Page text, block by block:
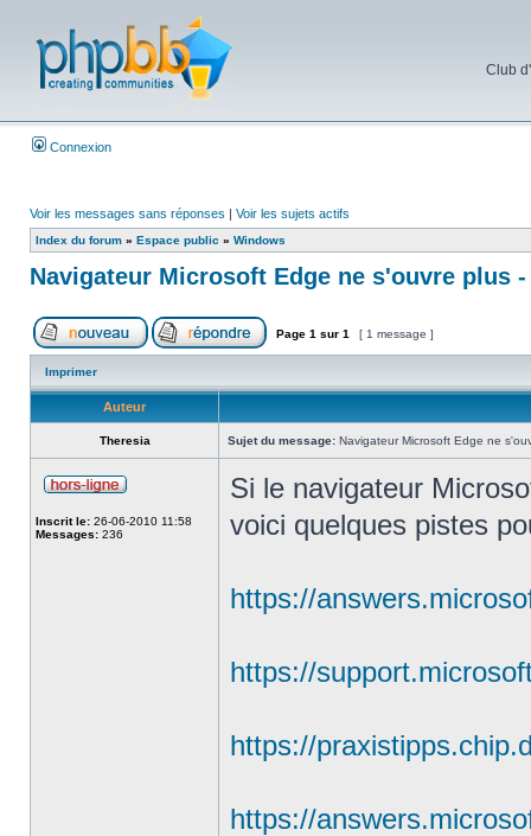
Club
Connexion
Voir les messages sans réponses | Voir les sujets actifs
Index du forum » Espace public » Windows
Navigateur Microsoft Edge ne s'ouvre plus
Page 1 sur 1 [ 1 message ]
Imprimer
Auteur
Theresia Sujet du message: Navigateur Microsoft Edge ne
Inscrit le: 26-06-2010 11:58
Messages: 236
Si le navigateur
voici quelques pistes
https://
https://
https://
https://